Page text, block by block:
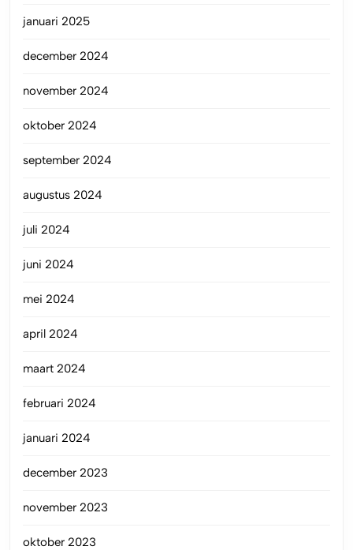
januari 2025
december 2024
november 2024
oktober 2024
september 2024
augustus 2024
juli 2024
juni 2024
mei 2024
april 2024
maart 2024
februari 2024
januari 2024
december 2023
november 2023
oktober 2023